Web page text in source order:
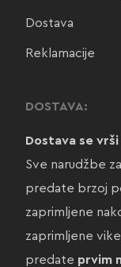
Dostava
Reklamacije
DOSTAVA:
Dostava se
Sve narudžbe
predate brzoj
zaprimljene
zaprimljene
predate prvim